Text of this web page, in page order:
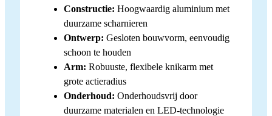
Constructie: Hoogwaardig aluminium met
duurzame scharnieren
Ontwerp: Gesloten bouwvorm, eenvoudig
schoon te houden
Arm: Robuuste, flexibele knikarm met
grote actieradius
Onderhoud: Onderhoudsvrij door
duurzame materialen en LED-technologie